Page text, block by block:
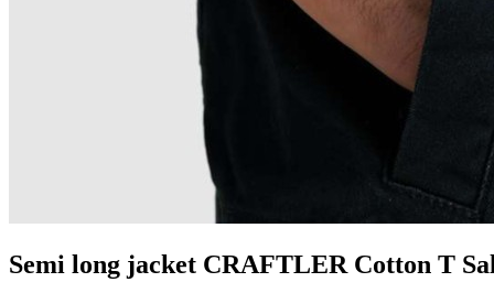
Semi long jacket CRAFTLER Cotton T